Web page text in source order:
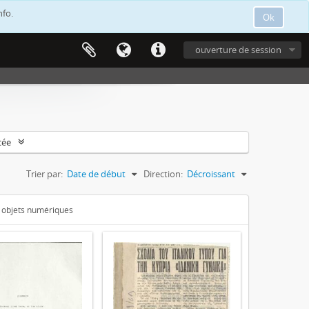
Ok
ouverture de session
Trier par: Date de début Direction: Décroissant
numériques